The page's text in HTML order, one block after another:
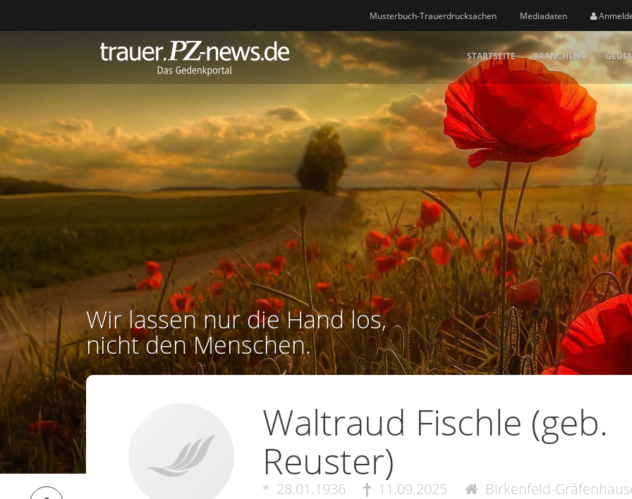
Musterbuch-Trauerdrucksachen Mediadaten
STARTSEITE BRANCHEN
Wir lassen nur die Hand los,
nicht den Menschen.
Waltraud Fischle (geb.
Reuster)
28.01.1936 11.09.2025 Birkenfeld-